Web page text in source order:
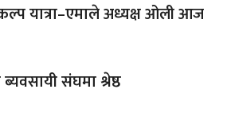
यात्रा–एमाले अध्यक्ष ओली आज
संघमा श्रेष्ठ